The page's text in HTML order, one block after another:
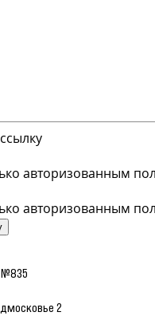
авторизованным
авторизованным
№835
2